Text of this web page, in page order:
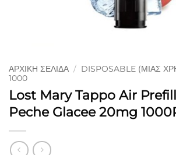
ΑΡΧΙΚΉ ΣΕΛΊΔΑ / DISPOSABLE (ΜΙΑΣ
1000
Lost Mary Tappo Air
Peche Glacee 20mg